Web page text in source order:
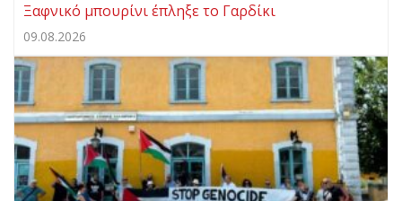
Ξαφνικό μπουρίνι έπληξε το Γαρδίκι
09.08.2026